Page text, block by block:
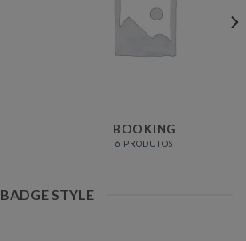
BOOKING
6 PRODUTOS
BADGE STYLE